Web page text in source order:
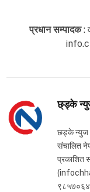
प्रधान सम्पादक:
छ्ड्के
छड्के न्युज
संचालित
प्रकाशित